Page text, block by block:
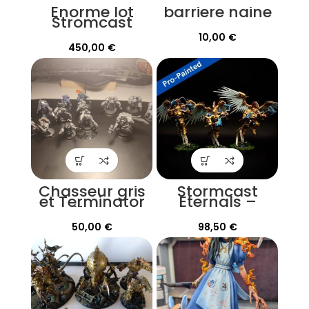
Enorme lot
Stromcast
Eternals
450,00 €
barriere naine
10,00 €
Chasseur gris
et Terminator
Wolf Guard
50,00 €
Stormcast
Eternals –
Prosecutors
Peinture Pro
98,50 €